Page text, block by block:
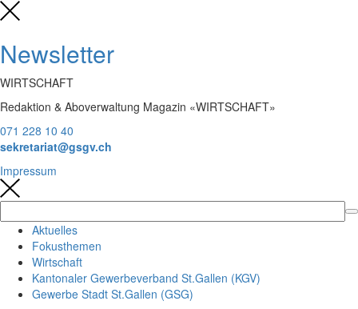
Newsletter
WIRTSCHAFT
Redaktion & Aboverwaltung Magazin «WIRTSCHAFT»
071 228 10 40
sekretariat@gsgv.ch
Impressum
Aktuelles
Fokusthemen
Wirtschaft
Kantonaler Gewerbeverband St.Gallen (KGV)
Gewerbe Stadt St.Gallen (GSG)